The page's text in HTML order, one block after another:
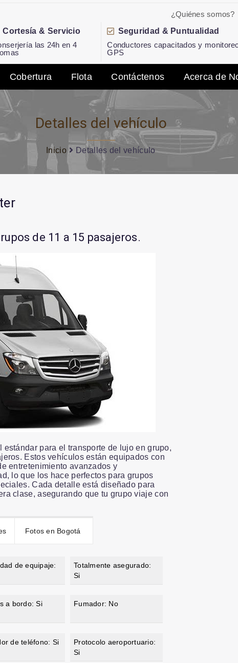
¿Quiénes somos?
Cortesía & Servicio
las 24h en 4
Seguridad & Puntualidad
Conductores capacitados y
GPS
Cobertura Flota Contáctenos Acerca de
Detalles del vehículo
Inicio Detalles del vehículo
de 11 a 15 pasajeros.
para el transporte de lujo en grupo,
Estos vehículos están equipados con
entretenimiento avanzados y
lo que los hace perfectos para grupos
Cada detalle está diseñado para
clase, asegurando que tu grupo viaje con
Fotos en Bogotá
de equipaje:
Totalmente asegurado:
Si
a bordo: Si Fumador: No
de teléfono: Si
Protocolo aeroportuario:
Si